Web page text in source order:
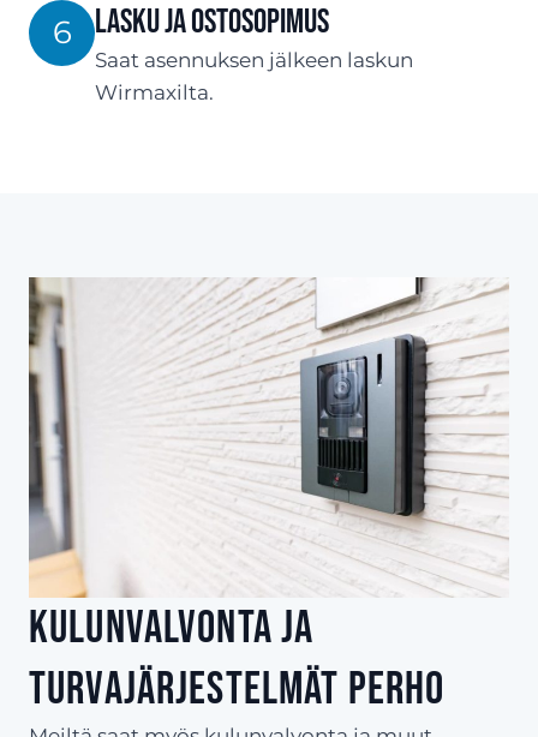
6 Lasku ja ostosopimus
Saat asennuksen jälkeen laskun
Wirmaxilta.
Kulunvalvonta ja
turvajärjestelmät Perho